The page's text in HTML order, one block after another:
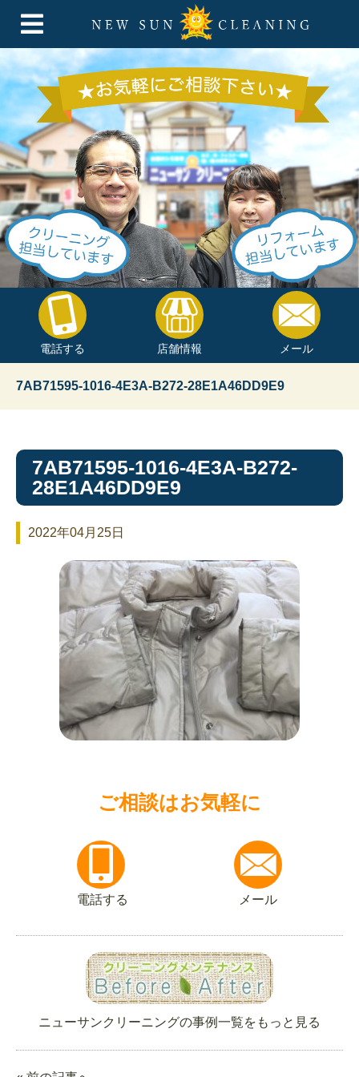
電話する 店舗情報 メール
7AB71595-1016-4E3A-B272-28E1A46DD9E9
7AB71595-1016-4E3A-B272-
28E1A46DD9E9
2022年04月25日
ご相談はお気軽に
電話する メール
ニューサンクリーニングの事例一覧をもっと見る